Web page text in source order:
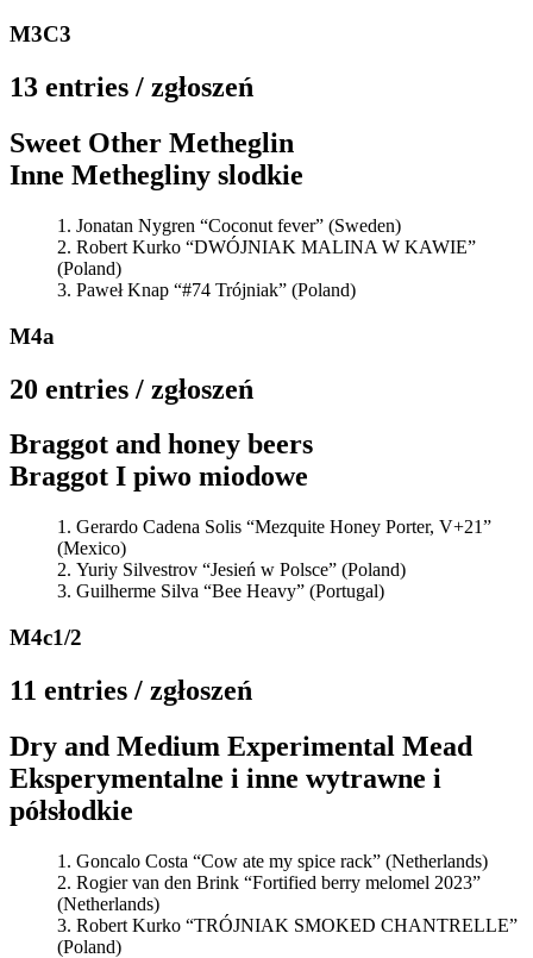
M3C3
13 entries / zgłoszeń
Sweet Other Metheglin
Inne Methegliny slodkie
Jonatan Nygren “Coconut fever” (Sweden)
Robert Kurko “DWÓJNIAK MALINA W KAWIE”
(Poland)
Paweł Knap “#74 Trójniak” (Poland)
M4a
20 entries / zgłoszeń
Braggot and honey beers
Braggot I piwo miodowe
Gerardo Cadena Solis “Mezquite Honey Porter, V+21”
(Mexico)
Yuriy Silvestrov “Jesień w Polsce” (Poland)
Guilherme Silva “Bee Heavy” (Portugal)
M4c1/2
11 entries / zgłoszeń
Dry and Medium Experimental Mead
Eksperymentalne i inne wytrawne i
półsłodkie
Goncalo Costa “Cow ate my spice rack” (Netherlands)
Rogier van den Brink “Fortified berry melomel 2023”
(Netherlands)
Robert Kurko “TRÓJNIAK SMOKED CHANTRELLE”
(Poland)